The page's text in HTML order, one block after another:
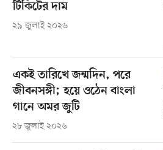
টিকিটের দাম
২৯ জুলাই ২০২৬
একই তারিখে জন্মদিন, পরে
জীবনসঙ্গী; হয়ে ওঠেন বাংলা
গানে অমর জুটি
২৮ জুলাই ২০২৬